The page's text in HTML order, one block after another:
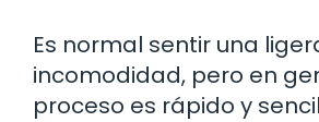
Es normal sentir una
incomodidad, pero en
proceso es rápido y